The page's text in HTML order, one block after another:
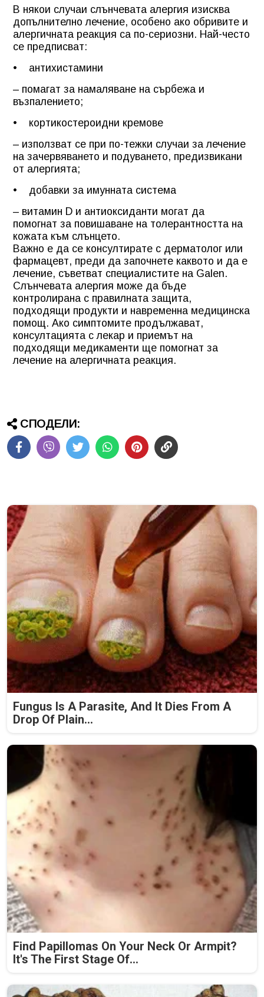
В някои случаи слънчевата алергия изисква
допълнително лечение, особено ако обривите и
алергичната реакция са по-сериозни. Най-често
се предписват:
• антихистамини
– помагат за намаляване на сърбежа и
възпалението;
• кортикостероидни кремове
– използват се при по-тежки случаи за лечение
на зачервяването и подуването, предизвикани
от алергията;
• добавки за имунната система
– витамин D и антиоксиданти могат да
помогнат за повишаване на толерантността на
кожата към слънцето.
Важно е да се консултирате с дерматолог или
фармацевт, преди да започнете каквото и да е
лечение, съветват специалистите на Galen.
Слънчевата алергия може да бъде
контролирана с правилната защита,
подходящи продукти и навременна медицинска
помощ. Ако симптомите продължават,
консултацията с лекар и приемът на
подходящи медикаменти ще помогнат за
лечение на алергичната реакция.
СПОДЕЛИ:
Fungus Is A Parasite, And It Dies From A
Drop Of Plain...
Find Papillomas On Your Neck Or Armpit?
It's The First Stage Of...